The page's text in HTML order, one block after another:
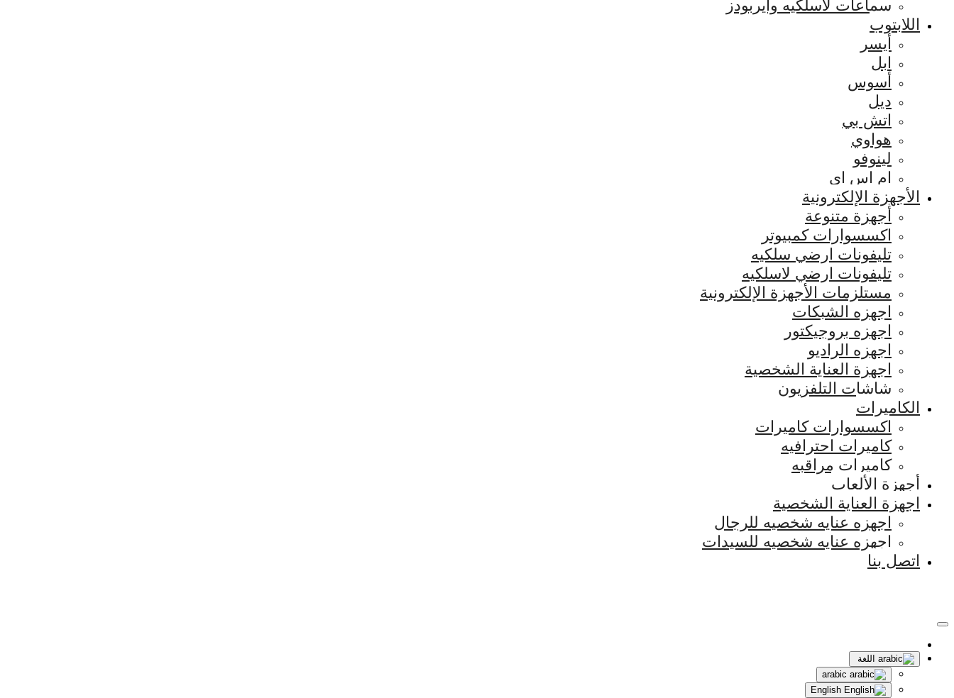
سماعات لاسلكيه وايربودز
اللابتوب
أيسر
ابل
أسوس
ديل
اتش بي
هواوي
لينوفو
ام اس اي
الأجهزة الإلكترونية
أجهزة متنوعة
اكسسوارات كمبيوتر
تليفونات ارضي سلكيه
تليفونات ارضي لاسلكيه
مستلزمات الأجهزة الإلكترونية
اجهزه الشبكات
اجهزه بروجيكتور
اجهزه الراديو
اجهزة العناية الشخصية
شاشات التلفزيون
الكاميرات
اكسسوارات كاميرات
كاميرات احترافيه
كاميرات مراقبه
أجهزة الألعاب
اجهزة العناية الشخصية
اجهزه عنايه شخصيه للرجال
اجهزه عنايه شخصيه للسيدات
اتصل بنا
اللغة